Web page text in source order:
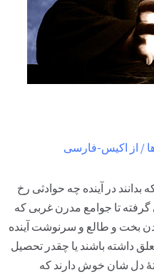
/ از اکیس-فارسی
بدانند در آینده چه حوادثی رخ
گرفته تا جوامع مدرن غربی که
بخت و طالع و سرنوشت آینده
داشته باشند یا چقدر تحصیل
تۀ دل شان خوش دارند که